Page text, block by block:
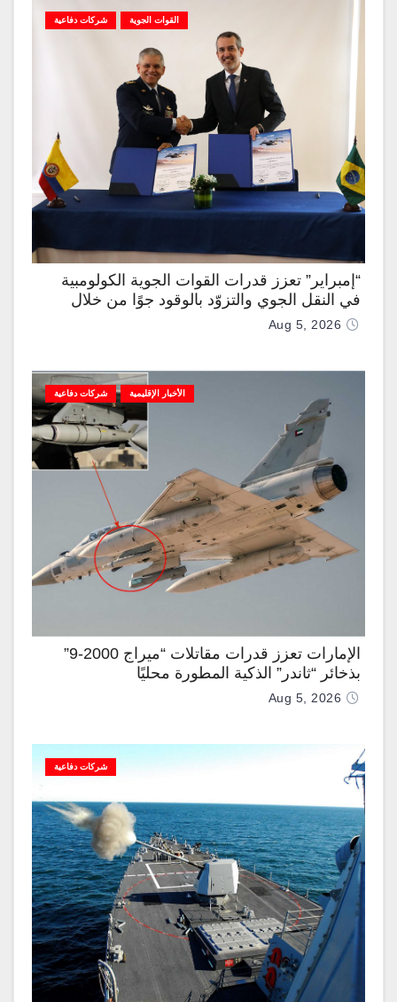
القوات الجوية شركات دفاعية
“إمبراير” تعزز قدرات القوات الجوية الكولومبية
في النقل الجوي والتزوّد بالوقود جوًا من خلال
تزويدها بطائرتي “كيه سي-390 ميلينيوم”
Aug 5, 2026
الأخبار الإقليمية شركات دفاعية
الإمارات تعزز قدرات مقاتلات “ميراج 2000-9”
بذخائر “ثاندر” الذكية المطورة محليًا
Aug 5, 2026
شركات دفاعية